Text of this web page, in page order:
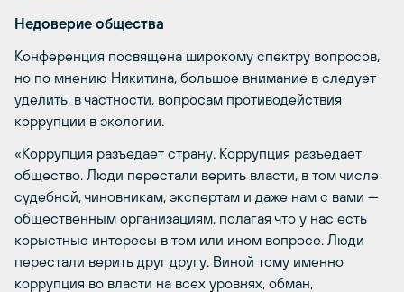
Недоверие общества
Конференция посвящена широкому спектру вопросов,
но по мнению Никитина, большое внимание в следует
уделить, в частности, вопросам противодействия
коррупции в экологии.
«Коррупция разъедает страну. Коррупция разъедает
общество. Люди перестали верить власти, в том числе
судебной, чиновникам, экспертам и даже нам с вами —
общественным организациям, полагая что у нас есть
корыстные интересы в том или ином вопросе. Люди
перестали верить друг другу. Виной тому именно
коррупция во власти на всех уровнях, обман,